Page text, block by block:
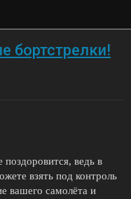
бортстрелки!
ведь в
взять под контроль
вашего самолёта и